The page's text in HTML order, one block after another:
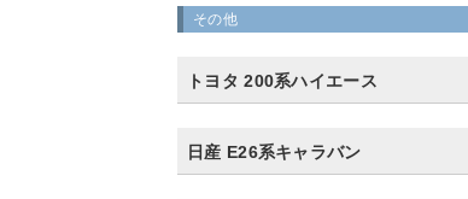
その他
トヨタ 200系ハイエース
日産 E26系キャラバン